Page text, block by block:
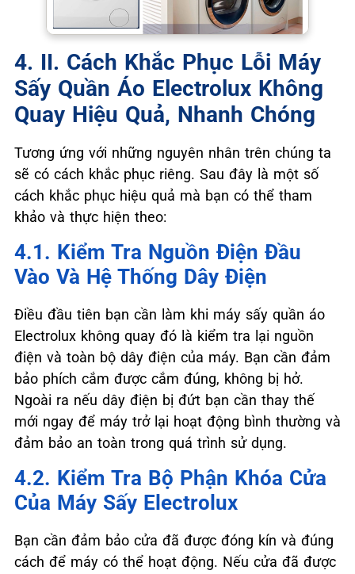
4. II. Cách Khắc Phục Lỗi Máy
Sấy Quần Áo Electrolux Không
Quay Hiệu Quả, Nhanh Chóng
Tương ứng với những nguyên nhân trên chúng ta
sẽ có cách khắc phục riêng. Sau đây là một số
cách khắc phục hiệu quả mà bạn có thể tham
khảo và thực hiện theo:
4.1. Kiểm Tra Nguồn Điện Đầu
Vào Và Hệ Thống Dây Điện
Điều đầu tiên bạn cần làm khi máy sấy quần áo
Electrolux không quay đó là kiểm tra lại nguồn
điện và toàn bộ dây điện của máy. Bạn cần đảm
bảo phích cắm được cắm đúng, không bị hở.
Ngoài ra nếu dây điện bị đứt bạn cần thay thế
mới ngay để máy trở lại hoạt động bình thường và
đảm bảo an toàn trong quá trình sử dụng.
4.2. Kiểm Tra Bộ Phận Khóa Cửa
Của Máy Sấy Electrolux
Bạn cần đảm bảo cửa đã được đóng kín và đúng
cách để máy có thể hoạt động. Nếu cửa đã được